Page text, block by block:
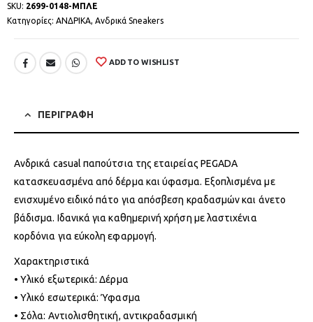
SKU: 2699-0148-ΜΠΛΕ
Κατηγορίες: ΑΝΔΡΙΚΑ, Ανδρικά Sneakers
ADD TO WISHLIST
ΠΕΡΙΓΡΑΦΗ
Ανδρικά casual παπούτσια της εταιρείας PEGADA
κατασκευασμένα από δέρμα και ύφασμα. Εξοπλισμένα με
ενισχυμένο ειδικό πάτο για απόσβεση κραδασμών και άνετο
βάδισμα. Ιδανικά για καθημερινή χρήση με λαστιχένια
κορδόνια για εύκολη εφαρμογή.
Χαρακτηριστικά
• Υλικό εξωτερικά: Δέρμα
• Υλικό εσωτερικά: Ύφασμα
• Σόλα: Αντιολισθητική, αντικραδασμική